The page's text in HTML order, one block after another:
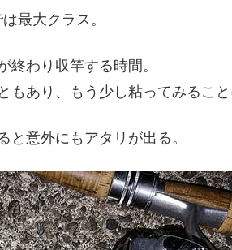
最大クラス。
終わり収竿する時間。
もあり、もう少し粘ってみること
意外にもアタリが出る。